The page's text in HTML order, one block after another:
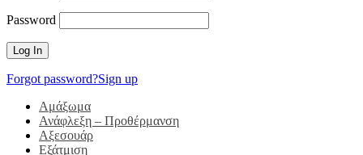
Password
Forgot password?Sign up
Αμάξωμα
Ανάφλεξη – Προθέρμανση
Αξεσουάρ
Εξάτμιση